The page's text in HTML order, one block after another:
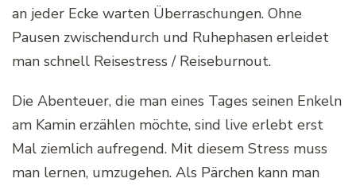
an jeder Ecke warten Überraschungen. Ohne
Pausen zwischendurch und Ruhephasen erleidet
man schnell Reisestress / Reiseburnout.
Die Abenteuer, die man eines Tages seinen Enkeln
am Kamin erzählen möchte, sind live erlebt erst
Mal ziemlich aufregend. Mit diesem Stress muss
man lernen, umzugehen. Als Pärchen kann man